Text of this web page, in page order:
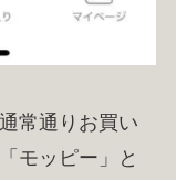
常通りお買い
モッピー」と